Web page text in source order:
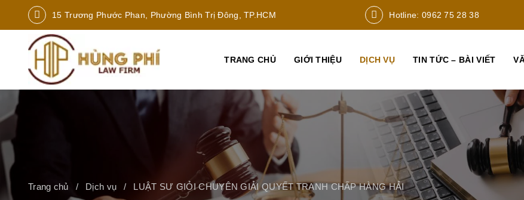
15 Trương Phước Phan, Phường Bình Trị Đông, TP.HCM Hotline: 0962 75 28 38
TRANG CHỦ GIỚI THIỆU DỊCH VỤ TIN TỨC – BÀI VIẾT
Trang chủ Dịch vụ LUẬT SƯ GIỎI CHUYÊN GIẢI QUYẾT TRANH CHẤP HÀNG HẢI